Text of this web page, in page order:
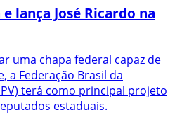
lança José Ricardo na
uma chapa federal capaz de
a Federação Brasil da
PV) terá como principal projeto
estaduais.